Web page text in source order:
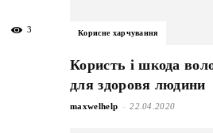
3 Корисне харчування
Користь і шкода
для здоровя людини
maxwelhelp - 22.04.2020